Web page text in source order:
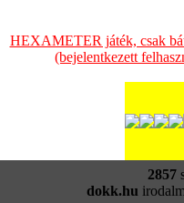
HEXAMETER játék, csak
(bejelentkezett
2857
dokk.hu